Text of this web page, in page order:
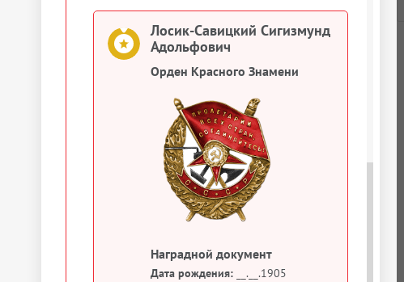
Лосик-Савицкий Сигизмунд
Адольфович
Орден Красного Знамени
Наградной документ
Дата рождения: __.__.1905